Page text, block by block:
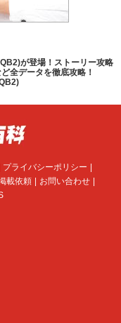
が登場！ストーリー攻略
全データを徹底攻略！
プライバシーポリシー
載依頼
お問い合わせ